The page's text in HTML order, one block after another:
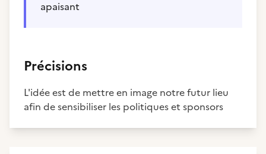
apaisant
Précisions
L'idée est de mettre en image notre futur lieu
afin de sensibiliser les politiques et sponsors